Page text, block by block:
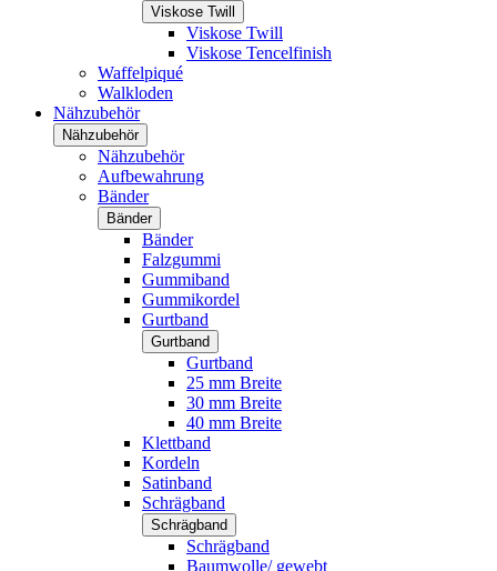
Viskose Twill
Viskose Twill
Viskose Tencelfinish
Waffelpiqué
Walkloden
Nähzubehör
Nähzubehör
Nähzubehör
Aufbewahrung
Bänder
Bänder
Bänder
Falzgummi
Gummiband
Gummikordel
Gurtband
Gurtband
Gurtband
25 mm Breite
30 mm Breite
40 mm Breite
Klettband
Kordeln
Satinband
Schrägband
Schrägband
Schrägband
Baumwolle/ gewebt